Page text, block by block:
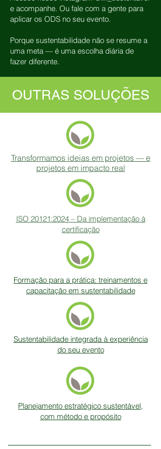
e acompanhe. Ou fale com a gente para
aplicar os ODS no seu evento.
Porque sustentabilidade não se resume a
uma meta — é uma escolha diária de
fazer diferente.
OUTRAS SOLUÇÕES
Transformamos ideias em projetos — e
projetos em impacto real
ISO 20121:2024 – Da implementação à
certificação
Formação para a prática: treinamentos e
capacitação em sustentabilidade
Sustentabilidade integrada à experiência
do seu evento
Planejamento estratégico sustentável,
com método e propósito